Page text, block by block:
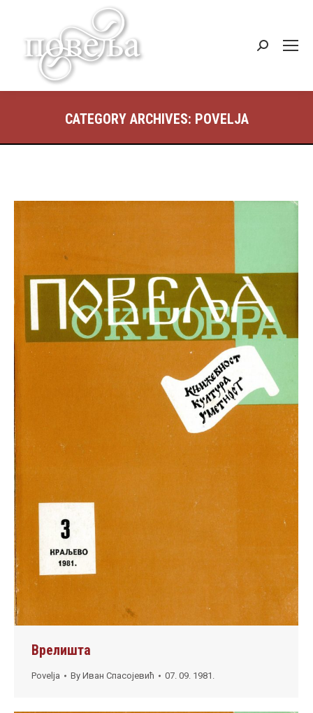
Search:
CATEGORY ARCHIVES: POVELJA
Врелишта
Povelja By Иван Спасојевић 07. 09. 1981.